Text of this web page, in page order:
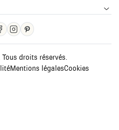
droits réservés.
Mentions légalesCookies